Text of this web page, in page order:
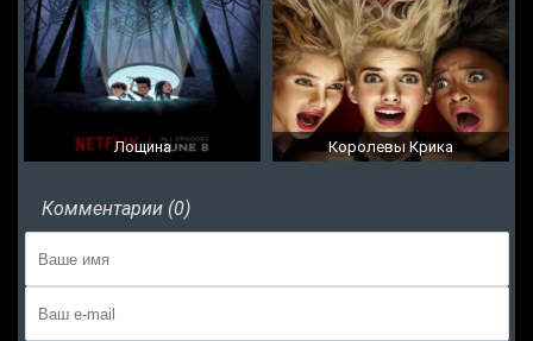
Лощина Королевы Крика
Комментарии (0)